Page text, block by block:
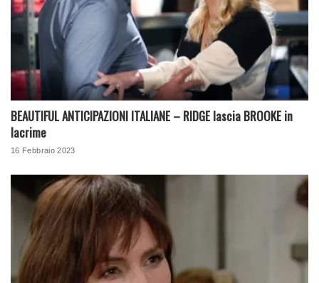
BEAUTIFUL ANTICIPAZIONI ITALIANE – RIDGE lascia BROOKE in
lacrime
16 Febbraio 2023